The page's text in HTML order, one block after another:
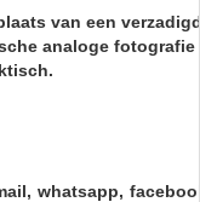
van een
analoge fotografie
whatsapp,